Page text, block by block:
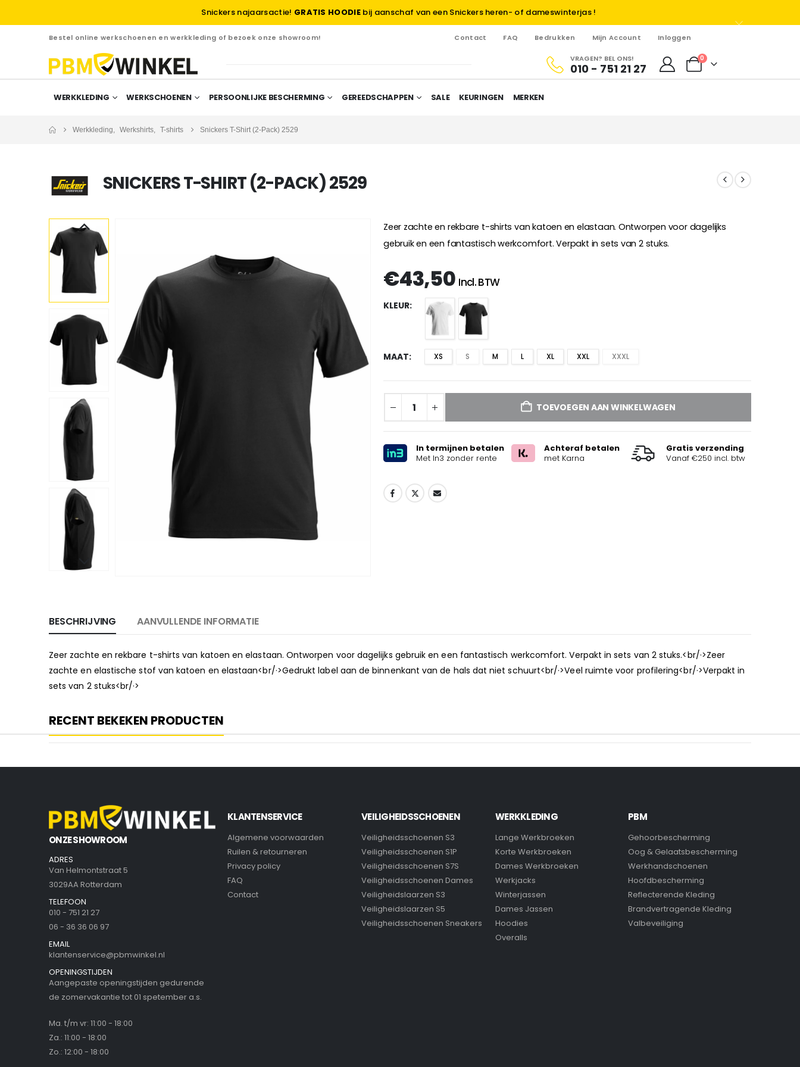
Snickers najaarsactie! GRATIS HOODIE bij aanschaf van een Snickers heren- of dameswinterjas !
Bestel online werkschoenen en werkkleding of bezoek onze showroom! Contact FAQ Bedrukken Mijn Account Inloggen
VRAGEN? BEL ONS!
010 - 751 21 27
0
WERKKLEDING WERKSCHOENEN PERSOONLIJKE BESCHERMING GEREEDSCHAPPEN SALE KEURINGEN MERKEN
Werkkleding, Werkshirts, T-shirts Snickers T-Shirt (2-Pack) 2529
SNICKERS T-SHIRT (2-PACK) 2529
Zeer zachte en rekbare t-shirts van katoen en elastaan. Ontworpen voor dagelijks
gebruik en een fantastisch werkcomfort. Verpakt in sets van 2 stuks.
€43,50 Incl. BTW
KLEUR
MAAT XS S M L XL XXL XXXL
TOEVOEGEN AAN WINKELWAGEN
In termijnen betalen
Met In3 zonder rente
Achteraf betalen
met Karna
Gratis verzending
Vanaf €250 incl. btw
BESCHRIJVING AANVULLENDE INFORMATIE
Zeer zachte en rekbare t-shirts van katoen en elastaan. Ontworpen voor dagelijks gebruik en een fantastisch werkcomfort. Verpakt in sets van 2 stuks.<br/·>Zeer
zachte en elastische stof van katoen en elastaan<br/·>Gedrukt label aan de binnenkant van de hals dat niet schuurt<br/·>Veel ruimte voor profilering<br/·>Verpakt in
sets van 2 stuks<br/·>
RECENT BEKEKEN PRODUCTEN
ONZE SHOWROOM
ADRES
Van Helmontstraat 5
3029AA Rotterdam
TELEFOON
010 - 751 21 27
06 - 36 36 06 97
EMAIL
klantenservice@pbmwinkel.nl
OPENINGSTIJDEN
Aangepaste openingstijden gedurende
de zomervakantie tot 01 spetember a.s.
Ma. t/m vr: 11:00 - 18:00
Za.: 11:00 - 18:00
Zo.: 12:00 - 18:00
KLANTENSERVICE
Algemene voorwaarden
Ruilen & retourneren
Privacy policy
FAQ
Contact
VEILIGHEIDSSCHOENEN
Veiligheidsschoenen S3
Veiligheidsschoenen S1P
Veiligheidsschoenen S7S
Veiligheidsschoenen Dames
Veiligheidslaarzen S3
Veiligheidslaarzen S5
Veiligheidsschoenen Sneakers
WERKKLEDING
Lange Werkbroeken
Korte Werkbroeken
Dames Werkbroeken
Werkjacks
Winterjassen
Dames Jassen
Hoodies
Overalls
PBM
Gehoorbescherming
Oog & Gelaatsbescherming
Werkhandschoenen
Hoofdbescherming
Reflecterende Kleding
Brandvertragende Kleding
Valbeveiliging